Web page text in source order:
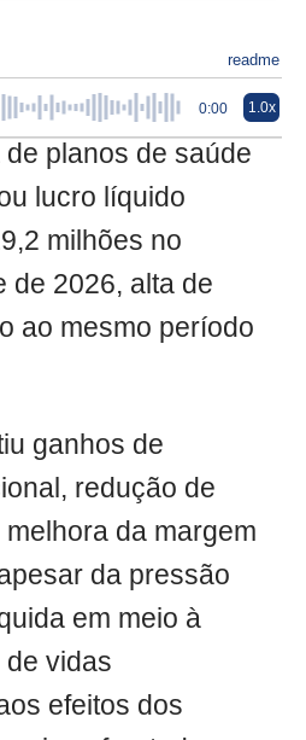
readme
0:00 1.0x
planos de saúde
lucro líquido
milhões no
de 2026, alta de
ao mesmo período
ganhos de
redução de
da margem
da pressão
em meio à
vidas
efeitos dos